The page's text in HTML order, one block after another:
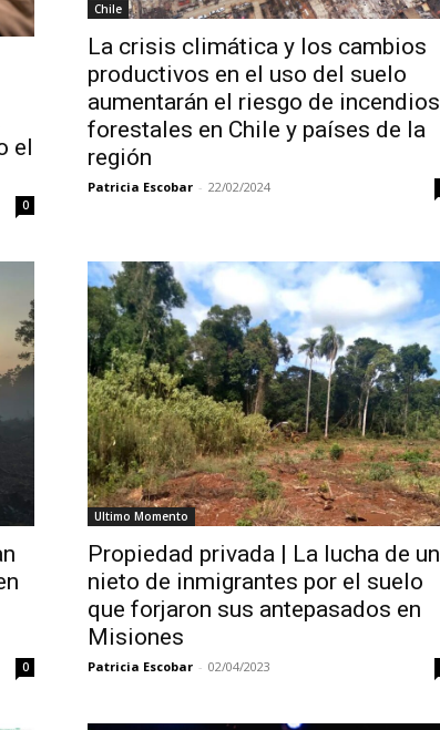
el
0
Chile
La crisis climática y los cambios
productivos en el uso del suelo
aumentarán el riesgo de incendios
forestales en Chile y países de la
región
Patricia Escobar - 22/02/2024
0
Ultimo Momento
Propiedad privada | La lucha de un
nieto de inmigrantes por el suelo
que forjaron sus antepasados en
Misiones
Patricia Escobar - 02/04/2023